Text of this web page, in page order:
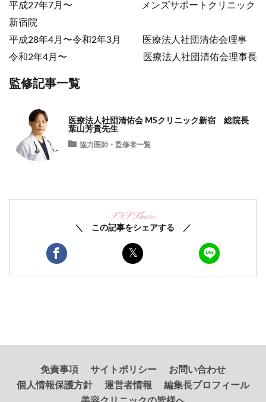
平成27年7月〜 メンズサポートクリニック
新宿院
平成28年4月〜令和2年3月 医療法人社団清佑会理事
令和2年4月〜 医療法人社団清佑会理事長
監修記事一覧
医療法人社団清佑会 MSクリニック新宿 総院長
葉山芳貴先生
協力医師・監修者一覧
SNS Share
＼ この記事をシェアする ／
免責事項 サイトポリシー
お問い合わせ
個人情報保護方針
運営者情報
編集長プロフィール